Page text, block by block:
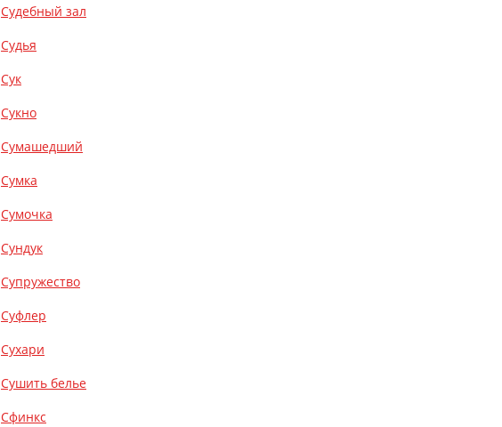
Судебный зал
Судья
Сук
Сукно
Сумашедший
Сумка
Сумочка
Сундук
Супружество
Суфлер
Сухари
Сушить белье
Сфинкс